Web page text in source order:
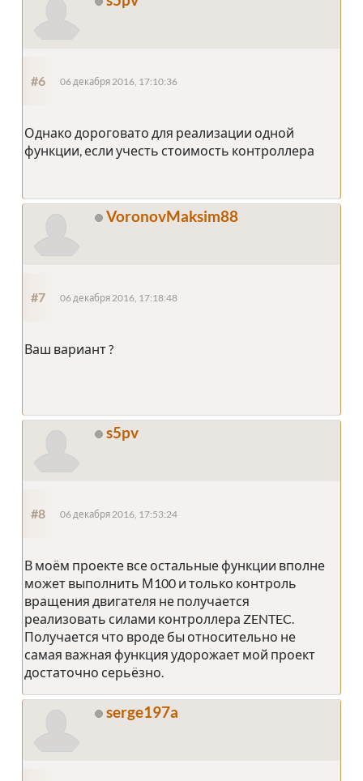
#6 06 декабря 2016, 17:10:36
Однако дороговато для реализации одной
функции, если учесть стоимость контроллера
VoronovMaksim88
#7 06 декабря 2016, 17:18:48
Ваш вариант ?
s5pv
#8 06 декабря 2016, 17:53:24
В моём проекте все остальные функции вполне
может выполнить М100 и только контроль
вращения двигателя не получается
реализовать силами контроллера ZENTEC.
Получается что вроде бы относительно не
самая важная функция удорожает мой проект
достаточно серьёзно.
serge197a